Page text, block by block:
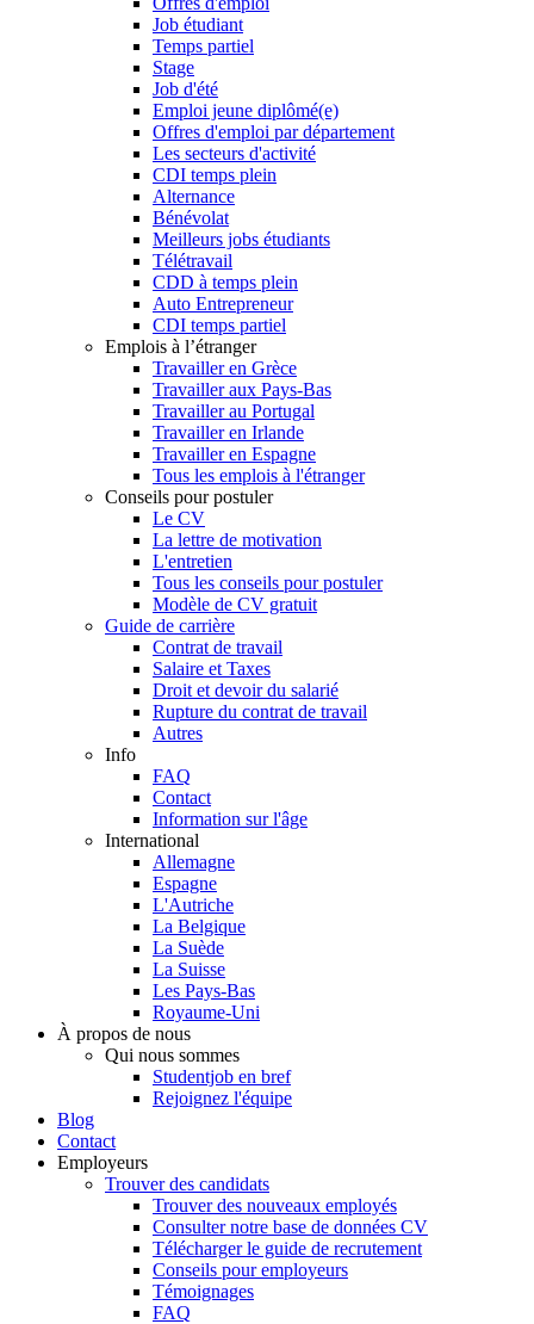
Job étudiant
Temps partiel
Stage
Job d'été
Emploi jeune diplômé(e)
Offres d'emploi par département
Les secteurs d'activité
CDI temps plein
Alternance
Bénévolat
Meilleurs jobs étudiants
Télétravail
CDD à temps plein
Auto Entrepreneur
CDI temps partiel
Emplois à l’étranger
Travailler en Grèce
Travailler aux Pays-Bas
Travailler au Portugal
Travailler en Irlande
Travailler en Espagne
Tous les emplois à l'étranger
Conseils pour postuler
Le CV
La lettre de motivation
L'entretien
Tous les conseils pour postuler
Modèle de CV gratuit
Guide de carrière
Contrat de travail
Salaire et Taxes
Droit et devoir du salarié
Rupture du contrat de travail
Autres
Info
FAQ
Contact
Information sur l'âge
International
Allemagne
Espagne
L'Autriche
La Belgique
La Suède
La Suisse
Les Pays-Bas
Royaume-Uni
À propos de nous
Qui nous sommes
Studentjob en bref
Rejoignez l'équipe
Blog
Contact
Employeurs
Trouver des candidats
Trouver des nouveaux employés
Consulter notre base de données CV
Télécharger le guide de recrutement
Conseils pour employeurs
Témoignages
FAQ